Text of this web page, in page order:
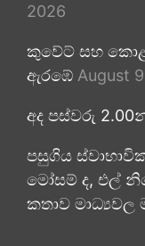
2026
කුවේට් සහ
ඇරඹේ August
අද පස්වරු
පසුගිය
මෝසම් ද, එල්
කතාව මාධ්‍යවල